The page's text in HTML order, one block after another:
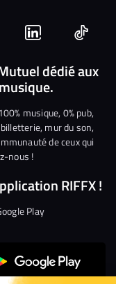
Nous
rejoindre
sur
Linkedin
Nous
dédié aux
musique, 0% pub,
mur du son,
de ceux qui
nous !
RIFFX !
Play